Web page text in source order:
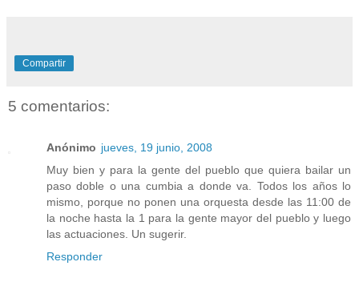
Compartir
5 comentarios:
Anónimo jueves, 19 junio, 2008
Muy bien y para la gente del pueblo que quiera bailar un
paso doble o una cumbia a donde va. Todos los años lo
mismo, porque no ponen una orquesta desde las 11:00 de
la noche hasta la 1 para la gente mayor del pueblo y luego
las actuaciones. Un sugerir.
Responder